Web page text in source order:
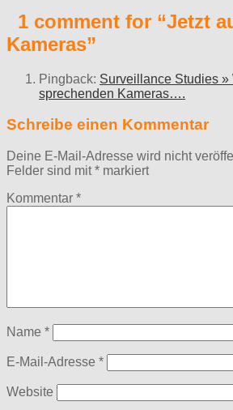
1 comment for “Jetzt
Kameras”
Pingback: Surveillance Studies »
sprechenden Kameras….
Schreibe einen Kommentar
Deine E-Mail-Adresse wird nicht
Felder sind mit* markiert
Kommentar *
Name *
E-Mail-Adresse *
Website